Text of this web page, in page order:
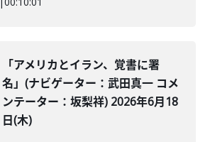
「アメリカとイラン、覚書に署
名」(ナビゲーター：武田真一 コメ
ンテーター：坂梨祥) 2026年6月18
日(木)